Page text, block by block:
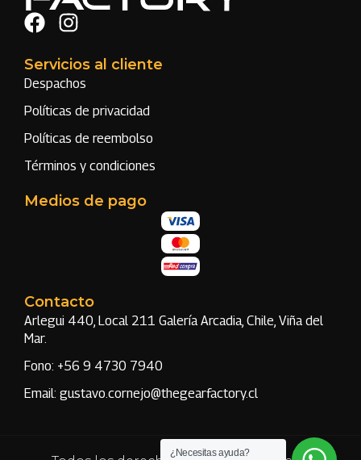
Servicios al cliente
Despachos
Políticas de privacidad
Políticas de reembolso
Términos y condiciones
Medios de pago
Contacto
Arlegui 440, Local 211 Galería Arcadia, Chile, Viña del
Mar.
Fono: +56 9 4730 7940
Email: gustavo.cornejo@thegearfactory.cl
¿Necesitas ayuda?